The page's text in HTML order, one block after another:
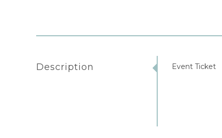
Description Event Ticket